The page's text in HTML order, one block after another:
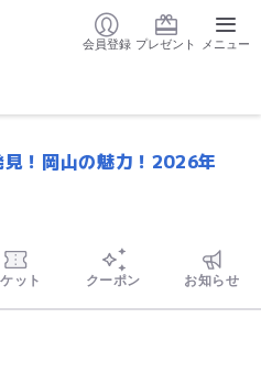
会員登録 プレゼント メニュー
！岡山の魅力！2026年
ット クーポン お知らせ